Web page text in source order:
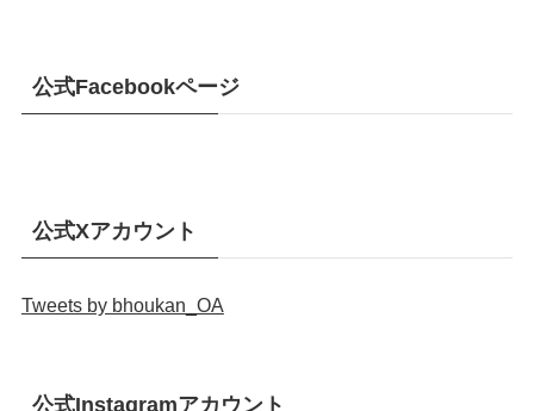
公式Facebookページ
公式Xアカウント
Tweets by bhoukan_OA
公式Instagramアカウント